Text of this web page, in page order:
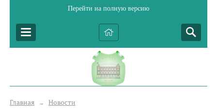
Перейти на полную версию
Главная → Новости